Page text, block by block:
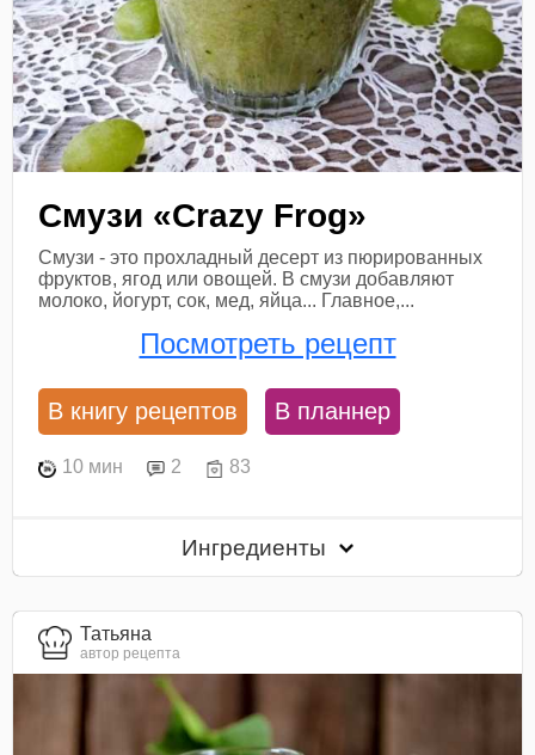
Смузи «Crazy Frog»
Смузи - это прохладный десерт из пюрированных
фруктов, ягод или овощей. В смузи добавляют
молоко, йогурт, сок, мед, яйца... Главное,...
Посмотреть рецепт
В книгу рецептов В планнер
10 мин 2 83
Ингредиенты
Татьяна
автор рецепта